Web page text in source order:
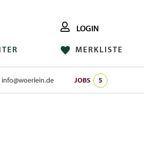
LOGIN
MERKLISTE
info@woerlein.de JOBS 5
FACEBOOK